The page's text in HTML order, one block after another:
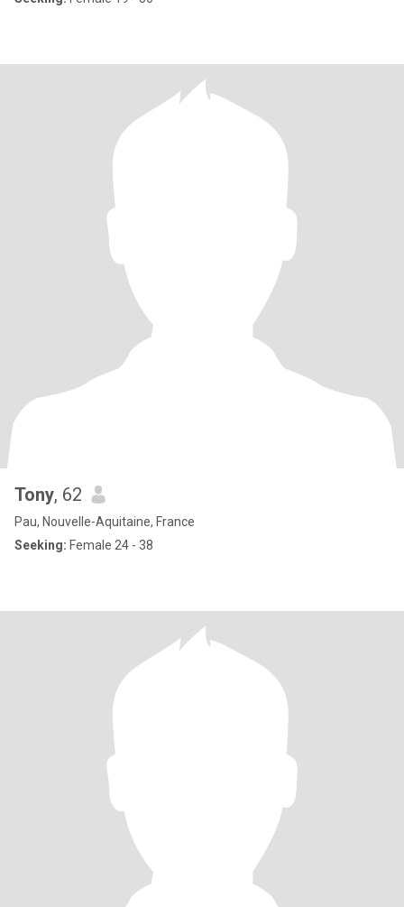
Tony, 62
Pau, Nouvelle-Aquitaine, France
Seeking: Female 24 - 38